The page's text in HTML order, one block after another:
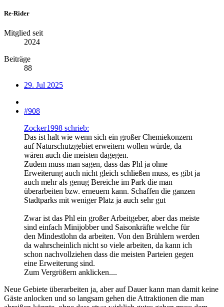
Re-Rider
Mitglied seit
2024
Beiträge
88
29. Jul 2025
#908
Zocker1998 schrieb:
Das ist halt wie wenn sich ein großer Chemiekonzern
auf Naturschutzgebiet erweitern wollen würde, da
wären auch die meisten dagegen.
Zudem muss man sagen, dass das Phl ja ohne
Erweiterung auch nicht gleich schließen muss, es gibt ja
auch mehr als genug Bereiche im Park die man
überarbeiten bzw. erneuern kann. Schaffen die ganzen
Stadtparks mit weniger Platz ja auch sehr gut
Zwar ist das Phl ein großer Arbeitgeber, aber das meiste
sind einfach Minijobber und Saisonkräfte welche für
den Mindestlohn da arbeiten. Von den Brühlern werden
da wahrscheinlich nicht so viele arbeiten, da kann ich
schon nachvollziehen dass die meisten Parteien gegen
eine Erweiterung sind.
Zum Vergrößern anklicken....
Neue Gebiete überarbeiten ja, aber auf Dauer kann man damit keine
Gäste anlocken und so langsam gehen die Attraktionen die man